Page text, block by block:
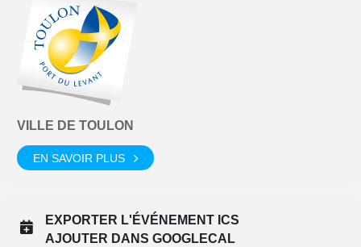
VILLE DE TOULON
EN SAVOIR PLUS
EXPORTER L'ÉVÉNEMENT ICS
AJOUTER DANS GOOGLECAL